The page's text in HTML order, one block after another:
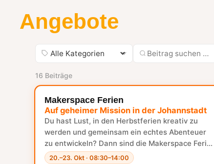
Angebote
16 Beiträge
✨ HIGHLIGHT
Makerspace Ferien
Auf geheimer Mission in der Johannstadt
Du hast Lust, in den Herbstferien kreativ zu
werden und gemeinsam ein echtes Abenteuer
zu entwickeln? Dann sind die Makerspace Ferien
genau…
20.–23. Okt · 08:30–14:00